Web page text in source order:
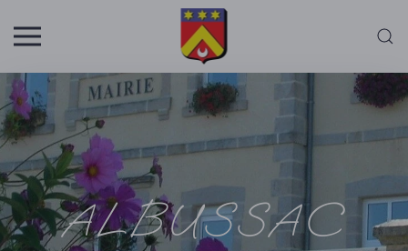
Skip to main content
ALBUSSAC